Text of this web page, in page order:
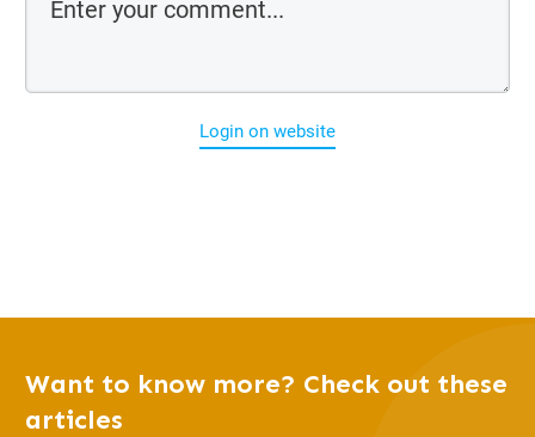
Login on website
Want to know more? Check out these
articles